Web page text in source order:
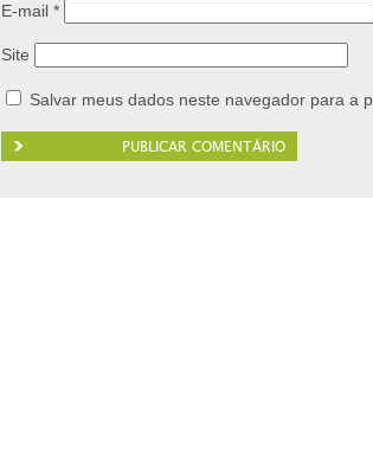
E-mail *
Site
Salvar meus dados neste navegador para a